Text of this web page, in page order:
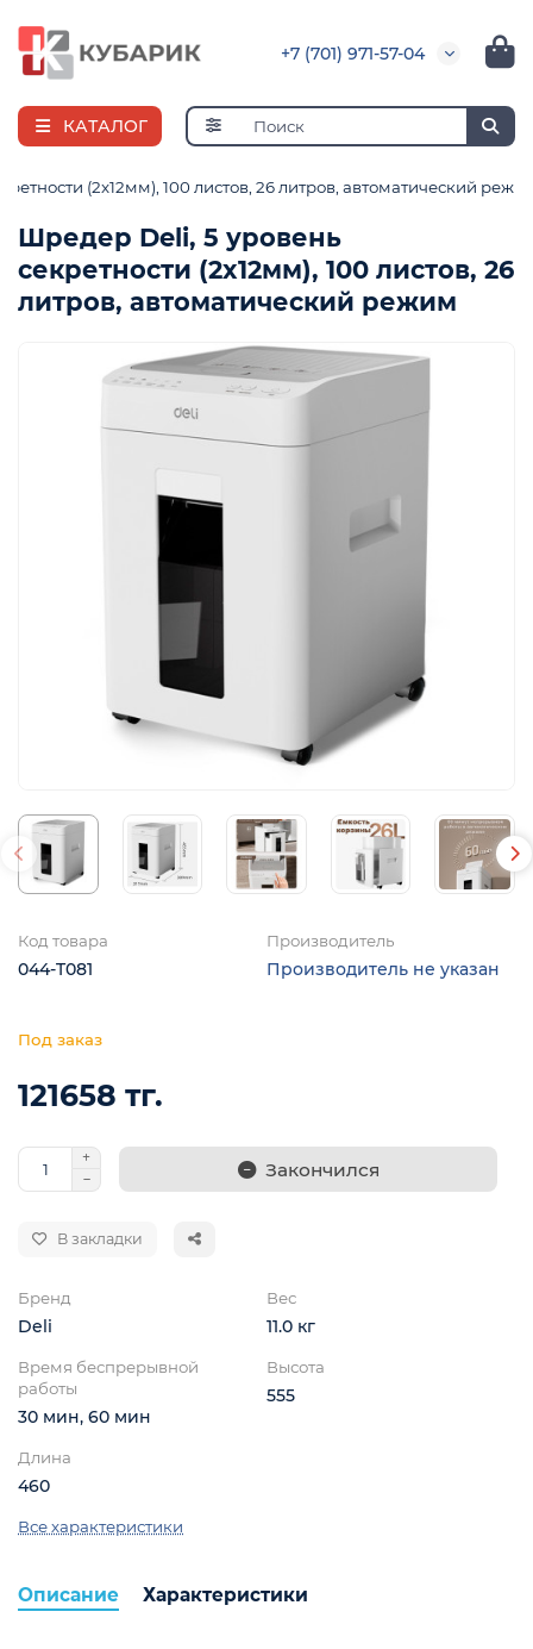
+7 (701) 971-57-04
КАТАЛОГ
(2x12мм), 100 листов, 26 литров, автоматический
Шредер Deli, 5 уровень
секретности (2x12мм), 100 листов, 26
литров, автоматический режим
Код товара
044-T081
Производитель
Производитель не указан
121658 тг.
Закончился
В закладки
Бренд
Deli
Вес
11.0 кг
Время беспрерывной
работы
30 мин, 60 мин
Высота
555
Длина
460
Все характеристики
Описание Характеристики